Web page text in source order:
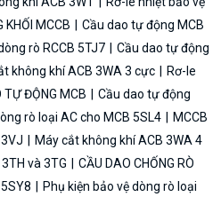
KHỐI MCCB
Cầu dao tự động MCB
rò RCCB 5TJ7
Cầu dao tự động
không khí ACB 3WA 3 cực
Rơ-le
TỰ ĐỘNG MCB
Cầu dao tự động
rò loại AC cho MCB 5SL4
MCCB
Máy cắt không khí ACB 3WA 4
và 3TG
CẦU DAO CHỐNG RÒ
Phụ kiện bảo vệ dòng rò loại